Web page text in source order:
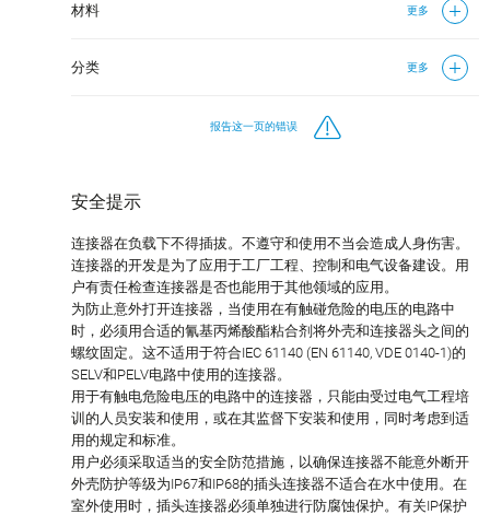
材料 更多
分类 更多
报告这一页的错误
安全提示
连接器在负载下不得插拔。不遵守和使用不当会造成人身伤害。
连接器的开发是为了应用于工厂工程、控制和电气设备建设。用
户有责任检查连接器是否也能用于其他领域的应用。
为防止意外打开连接器，当使用在有触碰危险的电压的电路中
时，必须用合适的氰基丙烯酸酯粘合剂将外壳和连接器头之间的
螺纹固定。这不适用于符合IEC 61140 (EN 61140, VDE 0140-1)的
SELV和PELV电路中使用的连接器。
用于有触电危险电压的电路中的连接器，只能由受过电气工程培
训的人员安装和使用，或在其监督下安装和使用，同时考虑到适
用的规定和标准。
用户必须采取适当的安全防范措施，以确保连接器不能意外断开
外壳防护等级为IP67和IP68的插头连接器不适合在水中使用。在
室外使用时，插头连接器必须单独进行防腐蚀保护。有关IP保护